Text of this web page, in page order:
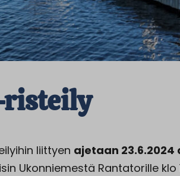
risteily
liittyen ajetaan
Ukonniemestä Rantatorille